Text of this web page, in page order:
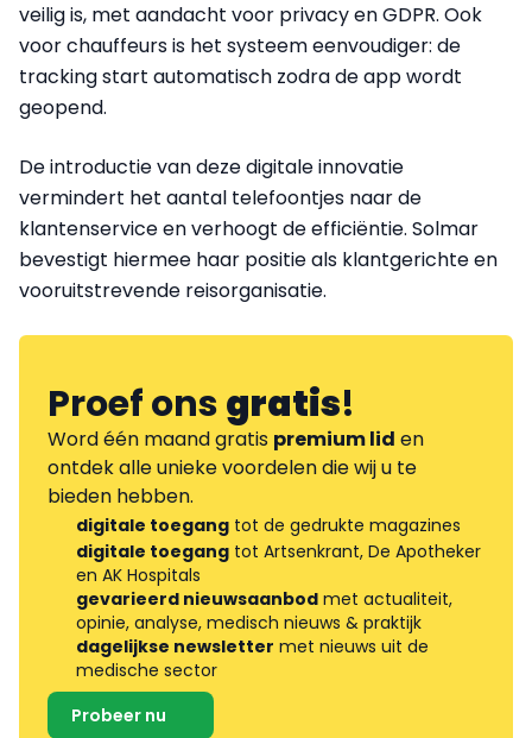
veilig is, met aandacht voor privacy en GDPR. Ook
voor chauffeurs is het systeem eenvoudiger: de
tracking start automatisch zodra de app wordt
geopend.
De introductie van deze digitale innovatie
vermindert het aantal telefoontjes naar de
klantenservice en verhoogt de efficiëntie. Solmar
bevestigt hiermee haar positie als klantgerichte en
vooruitstrevende reisorganisatie.
Proef onsgratis!
Word één maand gratis premium lid en
ontdek alle unieke voordelen die wij u te
bieden hebben.
digitale toegang tot de gedrukte magazines
digitale toegang tot Artsenkrant, De Apotheker
en AK Hospitals
gevarieerd nieuwsaanbod met actualiteit,
opinie, analyse, medisch nieuws & praktijk
dagelijkse newsletter met nieuws uit de
medische sector
Probeer nu